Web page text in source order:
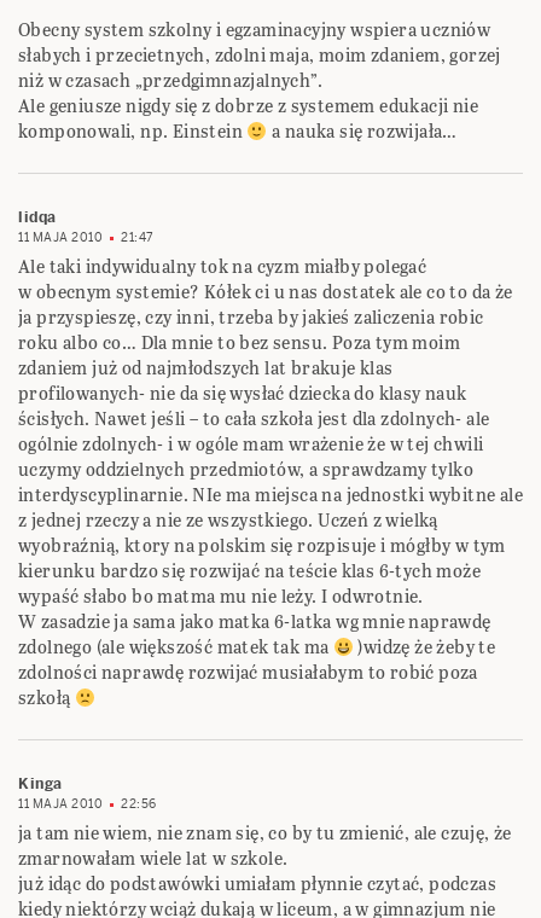
Obecny system szkolny i egzaminacyjny wspiera uczniów
słabych i przecietnych, zdolni maja, moim zdaniem, gorzej
niż w czasach „przedgimnazjalnych”.
Ale geniusze nigdy się z dobrze z systemem edukacji nie
komponowali, np. Einstein
a nauka się rozwijała…
lidqa
11 MAJA 2010 21:47
Ale taki indywidualny tok na cyzm miałby polegać
w obecnym systemie? Kółek ci u nas dostatek ale co to da że
ja przyspieszę, czy inni, trzeba by jakieś zaliczenia robic
roku albo co… Dla mnie to bez sensu. Poza tym moim
zdaniem już od najmłodszych lat brakuje klas
profilowanych- nie da się wysłać dziecka do klasy nauk
ścisłych. Nawet jeśli – to cała szkoła jest dla zdolnych- ale
ogólnie zdolnych- i w ogóle mam wrażenie że w tej chwili
uczymy oddzielnych przedmiotów, a sprawdzamy tylko
interdyscyplinarnie. NIe ma miejsca na jednostki wybitne ale
z jednej rzeczy a nie ze wszystkiego. Uczeń z wielką
wyobraźnią, ktory na polskim się rozpisuje i mógłby w tym
kierunku bardzo się rozwijać na teście klas 6-tych może
wypaść słabo bo matma mu nie leży. I odwrotnie.
W zasadzie ja sama jako matka 6-latka wg mnie naprawdę
zdolnego (ale większość matek tak ma
)widzę że żeby te
zdolności naprawdę rozwijać musiałabym to robić poza
szkołą
Kinga
11 MAJA 2010 22:56
ja tam nie wiem, nie znam się, co by tu zmienić, ale czuję, że
zmarnowałam wiele lat w szkole.
już idąc do podstawówki umiałam płynnie czytać, podczas
kiedy niektórzy wciąż dukają w liceum, a w gimnazjum nie